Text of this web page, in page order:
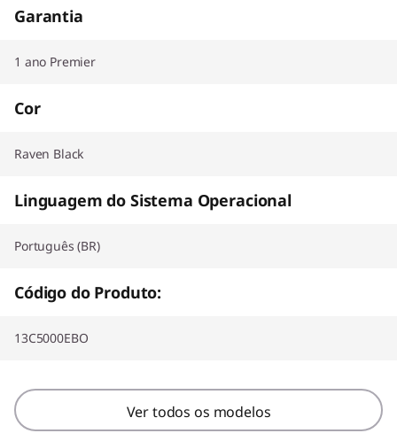
Garantia
1 ano Premier
Cor
Raven Black
Linguagem do Sistema Operacional
Português (BR)
Código do Produto:
13C5000EBO
Ver todos os modelos